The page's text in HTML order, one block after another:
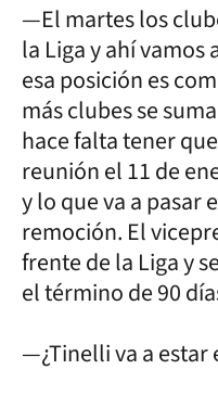
—El martes los
la Liga y ahí vamos
esa posición es
más clubes se
hace falta tener
reunión el 11 de
y lo que va a pasar
remoción. El
frente de la Liga y
el término de 90
—¿Tinelli va a estar